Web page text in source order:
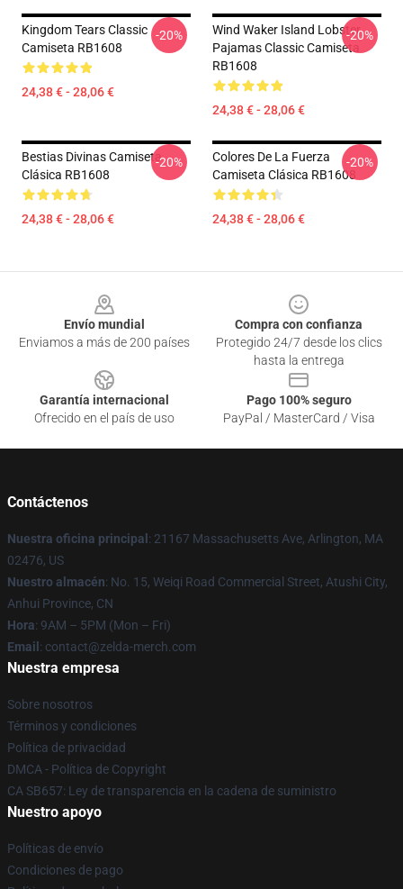
Kingdom Tears Classic
Camiseta RB1608
24,38 € - 28,06 €
-20%
Wind Waker Island Lobster
Pajamas Classic Camiseta
RB1608
24,38 € - 28,06 €
-20%
Bestias Divinas Camiseta
Clásica RB1608
24,38 € - 28,06 €
-20%
Colores De La Fuerza
Camiseta Clásica RB1608
24,38 € - 28,06 €
-20%
Envío mundial
Enviamos a más de 200 países
Compra con confianza
Protegido 24/7 desde los clics
hasta la entrega
Garantía internacional
Ofrecido en el país de uso
Pago 100% seguro
PayPal / MasterCard / Visa
Contáctenos
Nuestra oficina principal : 21167 Massachusetts Ave, Arlington, MA
02476, US
Nuestro almacén: No. 15, Weiqi Road Commercial Street, Atushi City,
Anhui Province, CN
Hora: 9AM – 5PM (Mon – Fri)
Email : contact@zelda-merch.com
Nuestra empresa
Sobre nosotros
Términos y condiciones
Política de privacidad
DMCA - Política de Copyright
CA SB657: Ley de transparencia en la cadena de suministro
Nuestro apoyo
Políticas de envío
Condiciones de pago